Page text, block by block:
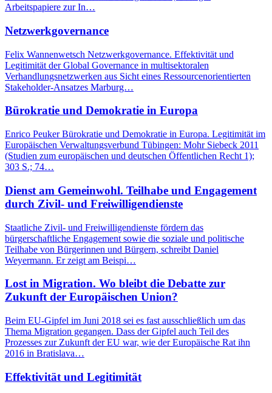
Arbeitspapiere zur In…
Netzwerkgovernance
Felix Wannenwetsch Netzwerkgovernance. Effektivität und
Legitimität der Global Governance in multisektoralen
Verhandlungsnetzwerken aus Sicht eines Ressourcenorientierten
Stakeholder-Ansatzes Marburg…
Bürokratie und Demokratie in Europa
Enrico Peuker Bürokratie und Demokratie in Europa. Legitimität im
Europäischen Verwaltungsverbund Tübingen: Mohr Siebeck 2011
(Studien zum europäischen und deutschen Öffentlichen Recht 1);
303 S.; 74…
Dienst am Gemeinwohl. Teilhabe und Engagement
durch Zivil- und Freiwilligendienste
Staatliche Zivil- und Freiwilligendienste fördern das
bürgerschaftliche Engagement sowie die soziale und politische
Teilhabe von Bürgerinnen und Bürgern, schreibt Daniel
Weyermann. Er zeigt am Beispi…
Lost in Migration. Wo bleibt die Debatte zur
Zukunft der Europäischen Union?
Beim EU-Gipfel im Juni 2018 sei es fast ausschließlich um das
Thema Migration gegangen. Dass der Gipfel auch Teil des
Prozesses zur Zukunft der EU war, wie der Europäische Rat ihn
2016 in Bratislava…
Effektivität und Legitimität